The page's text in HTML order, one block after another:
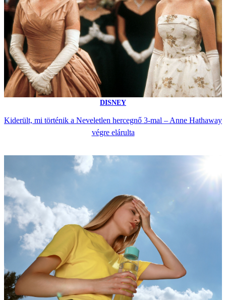
DISNEY
Kiderült, mi történik a Neveletlen hercegnő 3-mal – Anne Hathaway
végre elárulta